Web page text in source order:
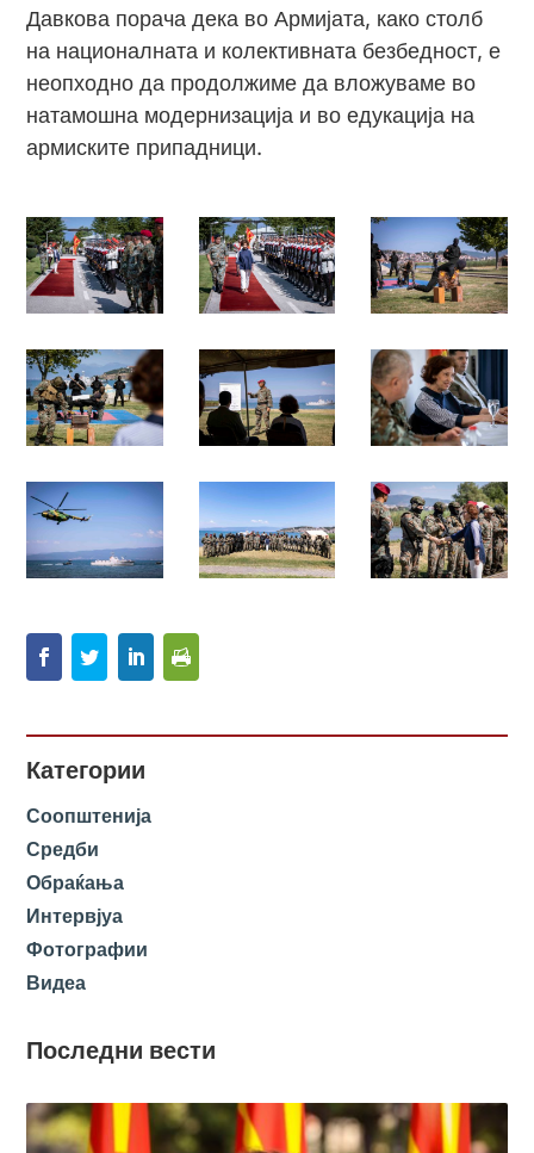
Давкова порача дека во Армијата, како столб
на националната и колективната безбедност, е
неопходно да продолжиме да вложуваме во
натамошна модернизација и во едукација на
армиските припадници.
Категории
Соопштенија
Средби
Обраќања
Интервјуа
Фотографии
Видеа
Последни вести